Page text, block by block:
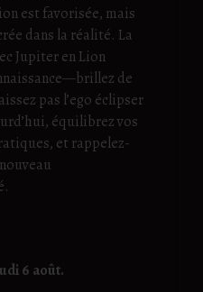
est favorisée, mais
dans la réalité. La
Jupiter en Lion
de
pas l’ego éclipser
équilibrez vos
et rappelez-
6 août.